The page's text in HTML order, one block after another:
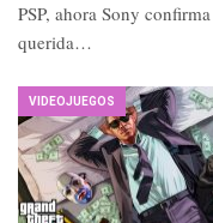
PSP, ahora Sony
querida…
VIDEOJUEGOS